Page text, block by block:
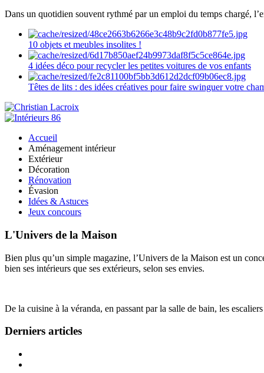
Dans un quotidien souvent rythmé par un emploi du temps chargé,
10 objets et meubles insolites !
4 idées déco pour recycler les petites voitures de vos enfants
Têtes de lits : des idées créatives pour faire swinguer votre
Accueil
Aménagement intérieur
Extérieur
Décoration
Rénovation
Évasion
Idées & Astuces
Jeux concours
L'Univers de la Maison
Bien plus qu’un simple magazine, l’Univers de la Maison est un
bien ses intérieurs que ses extérieurs, selon ses envies.
De la cuisine à la véranda, en passant par la salle de bain, les
Derniers articles